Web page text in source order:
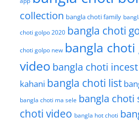
collection bangla choti family
choti golpo 2020 bangla choti
choti golpo new bangla choti
video bangla choti incest
kahani bangla choti list
bangla choti ma sele bangla choti
choti video bangla hot choti